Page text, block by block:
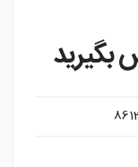
بگیرید